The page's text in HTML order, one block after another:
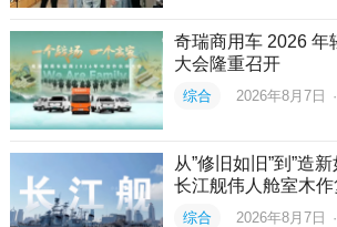
奇瑞商用车 2026 年
大会隆重召开
综合 2026年8月7日 ·
从”修旧如旧”到”造
长江舰伟人舱室木作
综合 2026年8月7日 ·